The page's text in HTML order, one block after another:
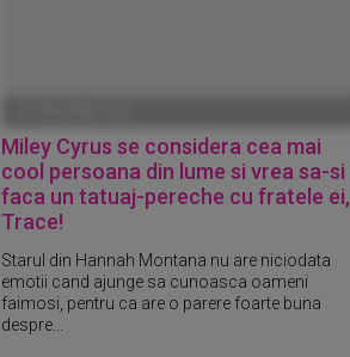
Miley Cyrus se considera cea mai
cool persoana din lume si vrea sa-si
faca un tatuaj-pereche cu fratele ei,
Trace!
Starul din Hannah Montana nu are niciodata
emotii cand ajunge sa cunoasca oameni
faimosi, pentru ca are o parere foarte buna
despre...